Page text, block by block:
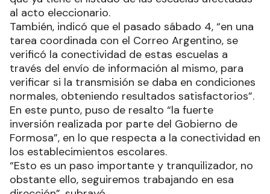
al acto eleccionario.
También, indicó que el pasado sábado 4, “en una
tarea coordinada con el Correo Argentino, se
verificó la conectividad de estas escuelas a
través del envío de información al mismo, para
verificar si la transmisión se daba en condiciones
normales, obteniendo resultados satisfactorios”.
En este punto, puso de resalto “la fuerte
inversión realizada por parte del Gobierno de
Formosa”, en lo que respecta a la conectividad en
los establecimientos escolares.
“Esto es un paso importante y tranquilizador, no
obstante ello, seguiremos trabajando en esa